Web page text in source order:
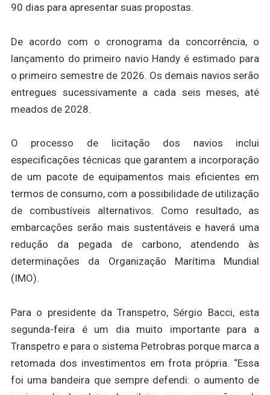
90 dias para apresentar suas propostas.
De acordo com o cronograma da concorrência, o
lançamento do primeiro navio Handy é estimado para
o primeiro semestre de 2026. Os demais navios serão
entregues sucessivamente a cada seis meses, até
meados de 2028.
O processo de licitação dos navios inclui
especificações técnicas que garantem a incorporação
de um pacote de equipamentos mais eficientes em
termos de consumo, com a possibilidade de utilização
de combustíveis alternativos. Como resultado, as
embarcações serão mais sustentáveis e haverá uma
redução da pegada de carbono, atendendo às
determinações da Organização Marítima Mundial
(IMO).
Para o presidente da Transpetro, Sérgio Bacci, esta
segunda-feira é um dia muito importante para a
Transpetro e para o sistema Petrobras porque marca a
retomada dos investimentos em frota própria. “Essa
foi uma bandeira que sempre defendi: o aumento de